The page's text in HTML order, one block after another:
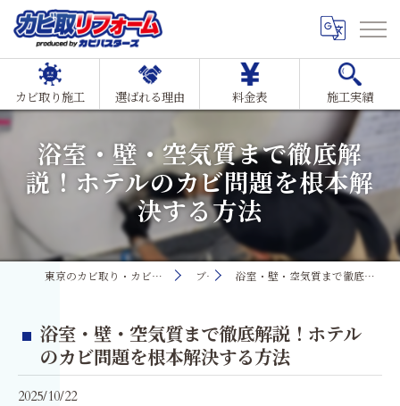
カビ取り施工 選ばれる理由 料金表 施工実績
浴室・壁・空気質まで徹底解
説！ホテルのカビ問題を根本解
決する方法
東京のカビ取り・カビ対策ならMIST工法®カビ取リフォーム ブログ 浴室・壁・空気質まで徹底解説！ホテルのカビ問題を根本解決する方法
浴室・壁・空気質まで徹底解説！ホテル
のカビ問題を根本解決する方法
2025/10/22